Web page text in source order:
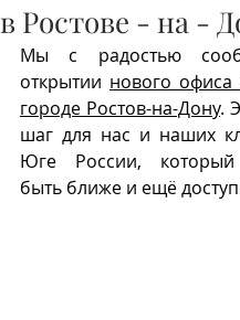
в Ростове - на -
Мы с радостью
открытии нового офиса
городе Ростов-на-Дону.
шаг для нас и наших
Юге России, который
быть ближе и ещё